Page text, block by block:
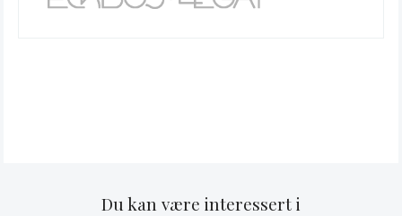
Du kan være interessert i